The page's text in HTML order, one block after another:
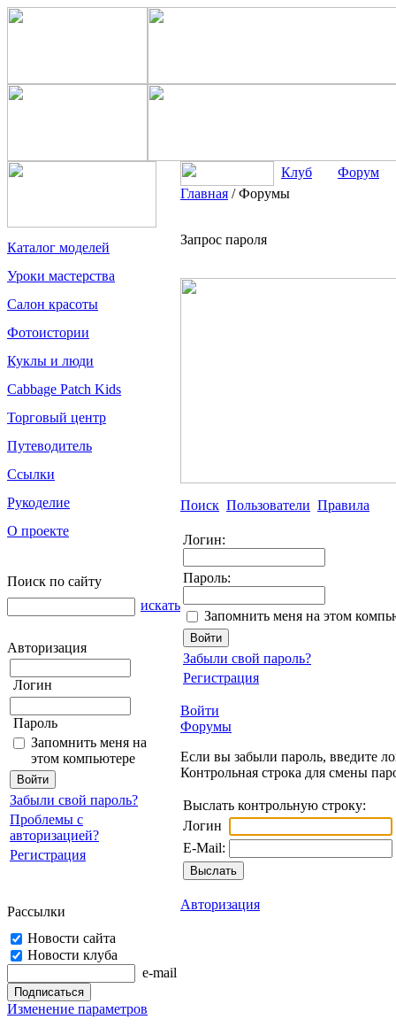
Каталог моделей
Уроки мастерства
Салон красоты
Фотоистории
Куклы и люди
Cabbage Patch Kids
Торговый центр
Путеводитель
Ссылки
Рукоделие
О проекте
Поиск по сайту
искать
Авторизация
Логин
Пароль
Запомнить меня на
этом компьютере
Забыли свой пароль?
Проблемы с
авторизацией?
Регистрация
Рассылки
Новости сайта
Новости клуба
e-mail
Изменение параметров
Клуб
Форум
Главная /Форумы
Запрос пароля
Поиск Пользователи Правила
Логин:
Пароль:
Запомнить меня на этом
Забыли свой пароль?
Регистрация
Войти
Форумы
Если вы забыли пароль, введите
Контрольная строка для смены
Выслать контрольную строку:
Логин
E-Mail:
Авторизация